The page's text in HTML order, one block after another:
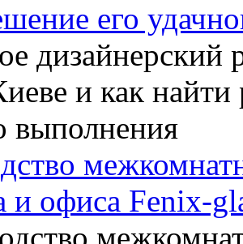
его
и офиса Fenix-